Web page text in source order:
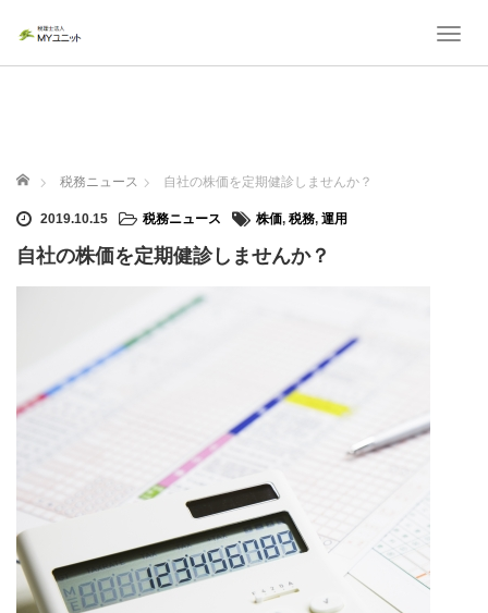
T
ホーム 税務ニュース 自社の株価を定期健診しませんか？
2019.10.15 税務ニュース 株価, 税務, 運用
自社の株価を定期健診しませんか？